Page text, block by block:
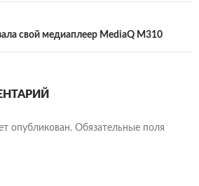
свой медиаплеер MediaQ M310
опубликован. Обязательные поля